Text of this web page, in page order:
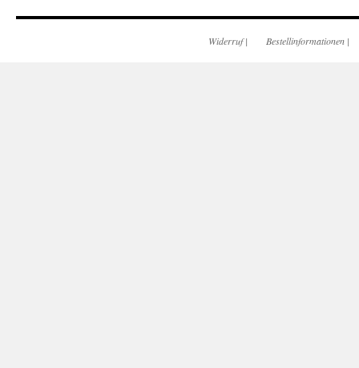
Widerruf| Bestellinformationen |